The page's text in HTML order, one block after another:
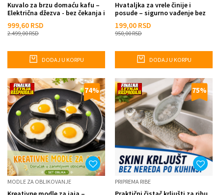
Kuvalo za brzu domaću kafu –
Električna džezva - bez čekanja i
999,60 RSD
2.499,00RSD
DODAJ U KORPU
Hvataljka za vrele činije i
posude – sigurno vađenje bez
199,00 RSD
950,00RSD
DODAJ U KORPU
74%
MODLE ZA OBLIKOVANJE
75%
PRIPREMA RIBE